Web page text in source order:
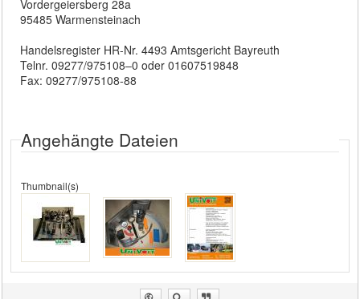
Vordergeiersberg 28a
95485 Warmensteinach
Handelsregister HR-Nr. 4493 Amtsgericht Bayreuth
Telnr. 09277/975108–0 oder 01607519848
Fax: 09277/975108-88
Angehängte Dateien
Thumbnail(s)